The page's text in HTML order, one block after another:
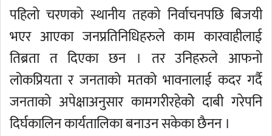
पहिलाे चरणकाे स्थानीय तहको निर्वाचनपछि बिजयी
भएर आएका जनप्रतिनिधिहरुले काम कारवाहीलाई
तिब्रता त दिएका छन । तर उनिहरुले आफनो
लोकप्रियता र जनताको मतको भावनालाई कदर गर्दै
जनताको अपेक्षाअनुसार कामगरीरहेकोे दाबी गरेपनि
दिर्घकालिन कार्यतालिका बनाउन सकेका छैनन ।